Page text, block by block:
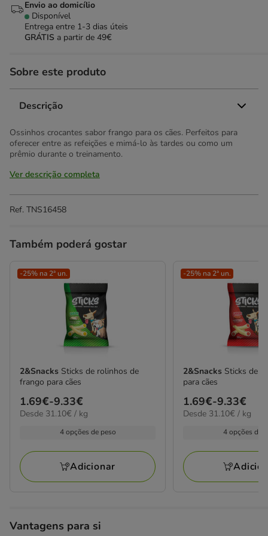
Envio ao domicílio
Disponível
Entrega entre 1-3 dias úteis
GRÁTIS a partir de 49€
Sobre este produto
Descrição
Ossinhos crocantes sabor frango para os cães. Perfeitos para
oferecer entre as refeições e mimá-lo às tardes ou como um
prêmio durante o treinamento.
Ver descrição completa
Ref. TNS16458
Também poderá gostar
-25% na 2ª un.
2&Snacks Sticks de rolinhos de
frango para cães
Preço
de
9.33€
1.69€-9.33€
31.10€
Desde 31.10€ / kg
4 opções de peso
Adicionar
-25% na 2ª un.
2&Snacks Sticks de
para cães
Preço
de
9.33€
1.69€-9.33€
31.10€
Desde 31.10€ / kg
4 opções de
Vantagens para si